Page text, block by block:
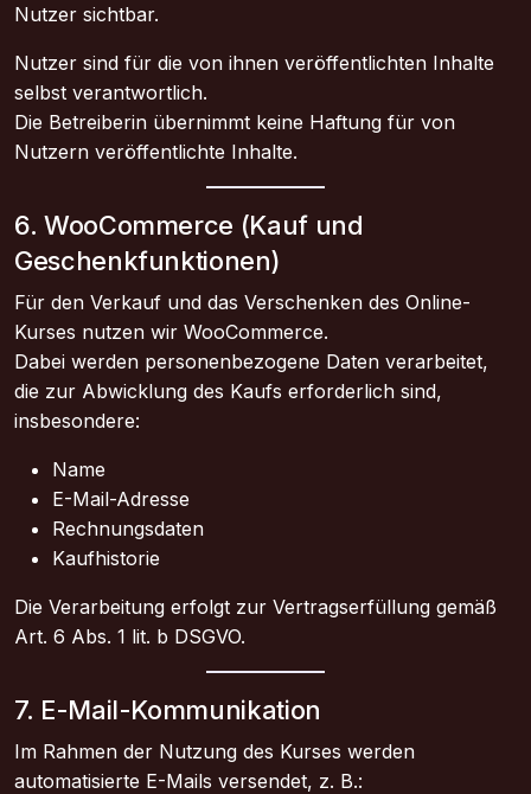
Nutzer sichtbar.
Nutzer sind für die von ihnen veröffentlichten Inhalte
selbst verantwortlich.
Die Betreiberin übernimmt keine Haftung für von
Nutzern veröffentlichte Inhalte.
6. WooCommerce (Kauf und
Geschenkfunktionen)
Für den Verkauf und das Verschenken des Online-
Kurses nutzen wir WooCommerce.
Dabei werden personenbezogene Daten verarbeitet,
die zur Abwicklung des Kaufs erforderlich sind,
insbesondere:
Name
E-Mail-Adresse
Rechnungsdaten
Kaufhistorie
Die Verarbeitung erfolgt zur Vertragserfüllung gemäß
Art. 6 Abs. 1 lit. b DSGVO.
7. E-Mail-Kommunikation
Im Rahmen der Nutzung des Kurses werden
automatisierte E-Mails versendet, z. B.: